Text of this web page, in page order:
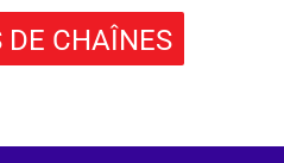
DE CHAÎNES